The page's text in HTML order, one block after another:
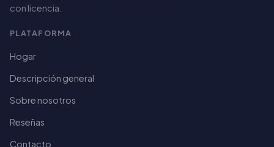
con licencia.
PLATAFORMA
Hogar
Descripción general
Sobre nosotros
Reseñas
Contacto